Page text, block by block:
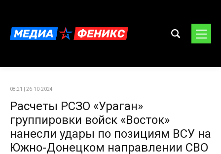
08:21 | 26-10-2024
Расчеты РСЗО «Ураган»
группировки войск «Восток»
нанесли удары по позициям ВСУ на
Южно-Донецком направлении СВО